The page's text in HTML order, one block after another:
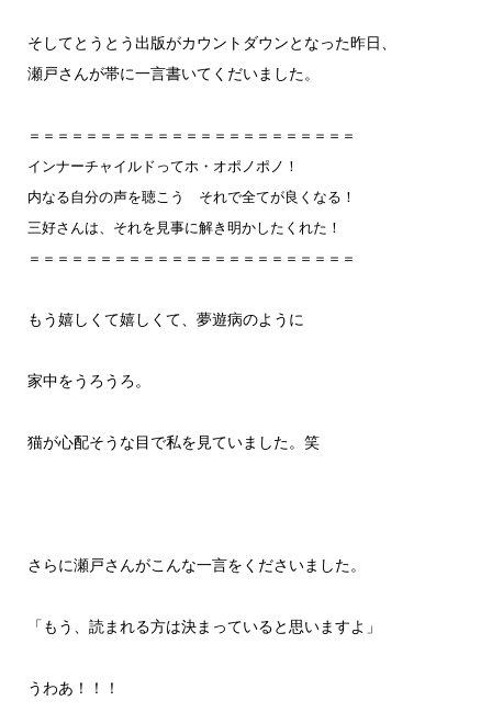
そしてとうとう出版がカウントダウンとなった昨日、
瀬戸さんが帯に一言書いてくだいました。
＝＝＝＝＝＝＝＝＝＝＝＝＝＝＝＝＝＝＝＝＝＝＝
インナーチャイルドってホ・オポノポノ！
内なる自分の声を聴こう それで全てが良くなる！
三好さんは、それを見事に解き明かしたくれた！
＝＝＝＝＝＝＝＝＝＝＝＝＝＝＝＝＝＝＝＝＝＝＝
もう嬉しくて嬉しくて、夢遊病のように
家中をうろうろ。
猫が心配そうな目で私を見ていました。笑
さらに瀬戸さんがこんな一言をくださいました。
「もう、読まれる方は決まっていると思いますよ」
うわあ！！！